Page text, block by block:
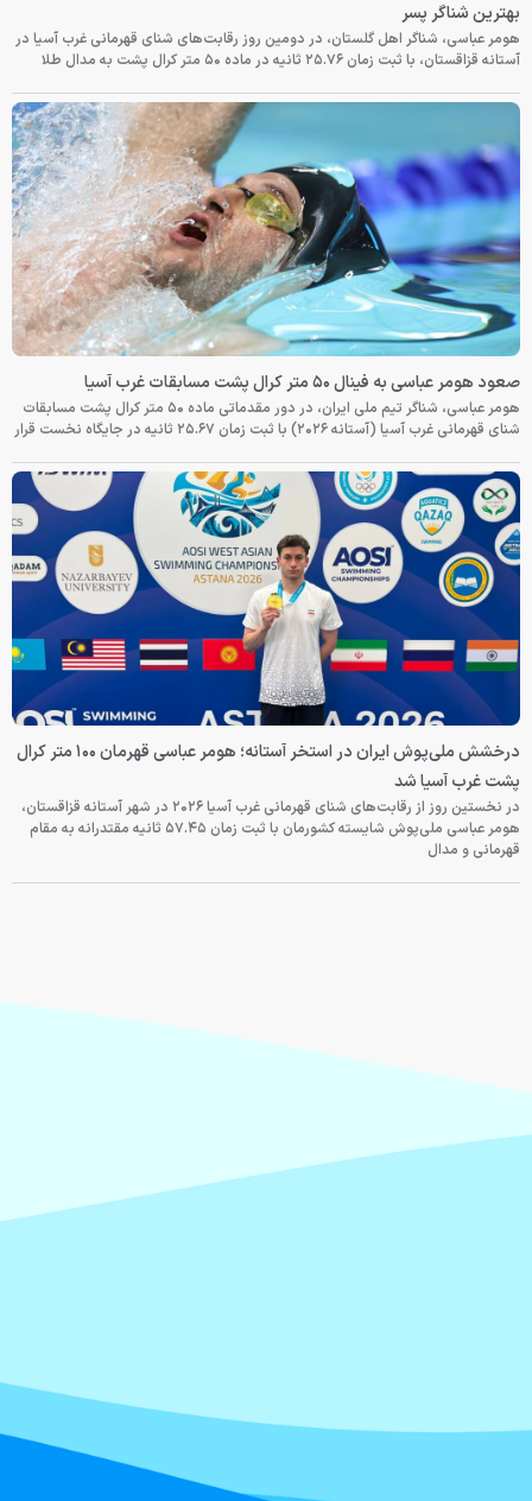
بهترین شناگر پسر
هومر عباسی، شناگر اهل گلستان، در دومین روز رقابت‌های شنای قهرمانی غرب آسیا در
آستانه قزاقستان، با ثبت زمان ۲۵.۷۶ ثانیه در ماده ۵۰ متر کرال پشت به مدال طلا
صعود هومر عباسی به فینال ۵۰ متر کرال پشت مسابقات غرب آسیا
هومر عباسی، شناگر تیم ملی ایران، در دور مقدماتی ماده ۵۰ متر کرال پشت مسابقات
شنای قهرمانی غرب آسیا (آستانه ۲۰۲۶) با ثبت زمان ۲۵.۶۷ ثانیه در جایگاه نخست قرار
درخشش ملی‌پوش ایران در استخر آستانه؛ هومر عباسی قهرمان ۱۰۰ متر کرال
پشت غرب آسیا شد
در نخستین روز از رقابت‌های شنای قهرمانی غرب آسیا ۲۰۲۶ در شهر آستانه قزاقستان،
هومر عباسی ملی‌پوش شایسته کشورمان با ثبت زمان ۵۷.۴۵ ثانیه مقتدرانه به مقام
قهرمانی و مدال